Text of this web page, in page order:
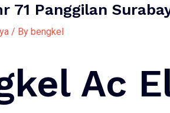
71 Panggilan
/ By bengkel
Ac